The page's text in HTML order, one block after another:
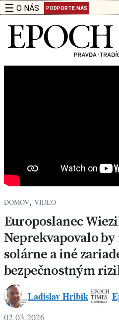
☰ O NÁS PODPORTE NÁS
DOMOV, VIDEO
Europoslanec
Neprekvapovalo by
solárne a iné
bezpečnostným
Ladislav
Ladislav Hribik
02.03.2026